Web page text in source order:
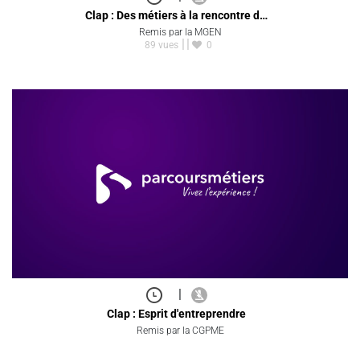
Clap : Des métiers à la rencontre d…
Remis par la MGEN
89 vues
0
Clap : Esprit d'entreprendre
Remis par la CGPME